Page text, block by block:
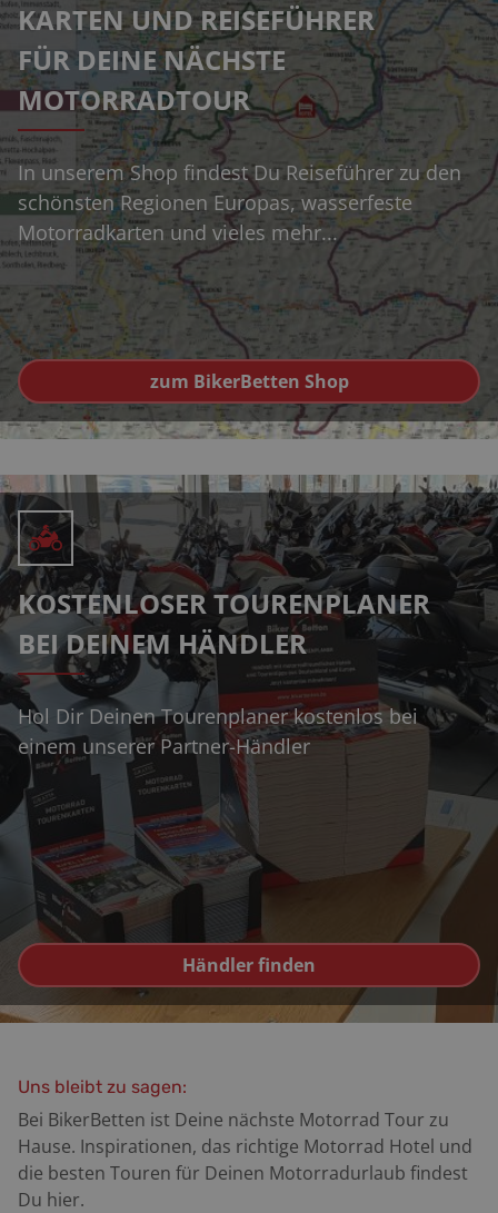
KARTEN UND REISEFÜHRER
FÜR DEINE NÄCHSTE
MOTORRADTOUR
In unserem Shop findest Du Reiseführer zu den
schönsten Regionen Europas, wasserfeste
Motorradkarten und vieles mehr...
zum BikerBetten Shop
KOSTENLOSER TOURENPLANER
BEI DEINEM HÄNDLER
Hol Dir Deinen Tourenplaner kostenlos bei
einem unserer Partner-Händler
Händler finden
Uns bleibt zu sagen:
Bei BikerBetten ist Deine nächste Motorrad Tour zu
Hause. Inspirationen, das richtige Motorrad Hotel und
die besten Touren für Deinen Motorradurlaub findest
Du hier.